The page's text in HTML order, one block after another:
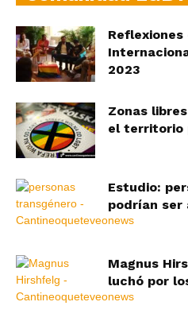
2023
Zonas
el territorio
Estudio:
podrían ser
Magnus
luchó por